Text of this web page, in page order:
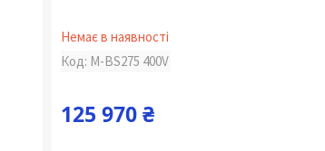
Немає в наявності
Код: M-BS275 400V
125 970 ₴